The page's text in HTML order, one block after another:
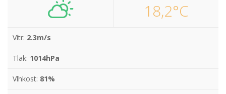
18,2°C
Vítr: 2.3m/s
Tlak: 1014hPa
Vlhkost: 81%